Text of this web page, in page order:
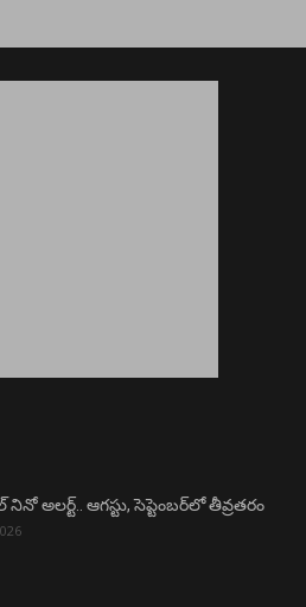
అలర్ట్.. ఆగస్టు, సెప్టెంబర్‌లో తీవ్రతరం